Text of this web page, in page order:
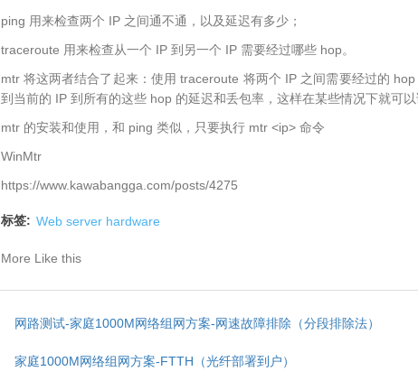
ping 用来检查两个 IP 之间通不通，以及延迟有多少；
traceroute 用来检查从一个 IP 到另一个 IP 需要经过哪些 hop。
mtr 将这两者结合了起来：使用 traceroute 将两个 IP 之间需要经过的
到当前的 IP 到所有的这些 hop 的延迟和丢包率，这样在某些情况下就可
mtr 的安装和使用，和 ping 类似，只要执行 mtr <ip> 命令
WinMtr
https://www.kawabangga.com/posts/4275
标签: Web server hardware
More Like this
网路测试-家庭1000M网络组网方案-网速故障排除（分段排除法）
家庭1000M网络组网方案-FTTH（光纤部署到户）